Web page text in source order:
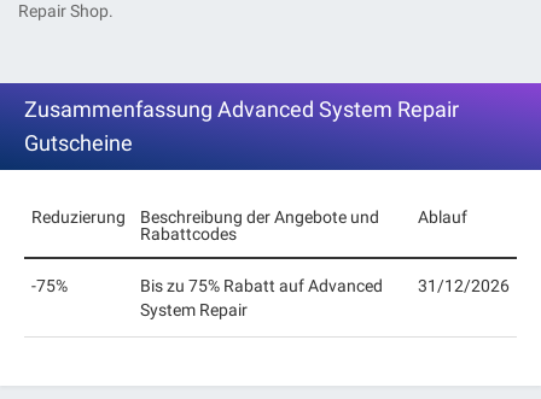
Repair Shop.
Zusammenfassung Advanced System Repair
Gutscheine
Reduzierung
Beschreibung der Angebote und
Rabattcodes
Ablauf
-75%
Bis zu 75% Rabatt auf Advanced
System Repair
31/12/2026